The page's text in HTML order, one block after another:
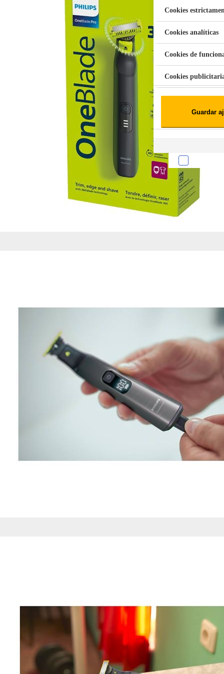
Aspiradora Quitamanchas 450W
Cookies
Cookies analíticas
Cookies de
Cookies
Sobre la
Cuando visitas un
Estas cookies son
cookies
administrar tu
presentación del
existencia de
información de
Información de las
Cookies analíticas
Estas cookies nos
de nuestro sitio
navegan por el sitio
Nuestros partners
crear un perfil de
publicidad estará
Información de las
Guardar